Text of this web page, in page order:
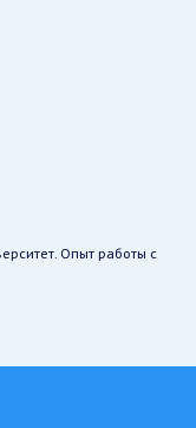
Опыт работы с